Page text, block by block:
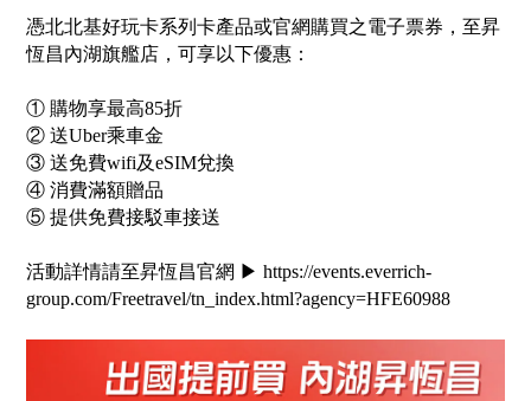
憑北北基好玩卡系列卡產品或官網購買之電子票券，至昇
恆昌內湖旗艦店，可享以下優惠：
① 購物享最高85折
② 送Uber乘車金
③ 送免費wifi及eSIM兌換
④ 消費滿額贈品
⑤ 提供免費接駁車接送
活動詳情請至昇恆昌官網 ▶ https://events.everrich-
group.com/Freetravel/tn_index.html?agency=HFE60988